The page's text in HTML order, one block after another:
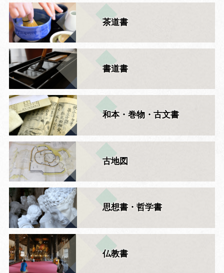
茶道書
書道書
和本・巻物・古文書
古地図
思想書・哲学書
仏教書